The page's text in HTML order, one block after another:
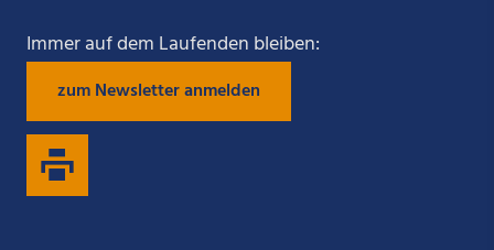
Sie
uns
auf
Sie
uns
Sie
uns
Sie
Immer auf dem Laufenden bleiben:
zum Newsletter anmelden